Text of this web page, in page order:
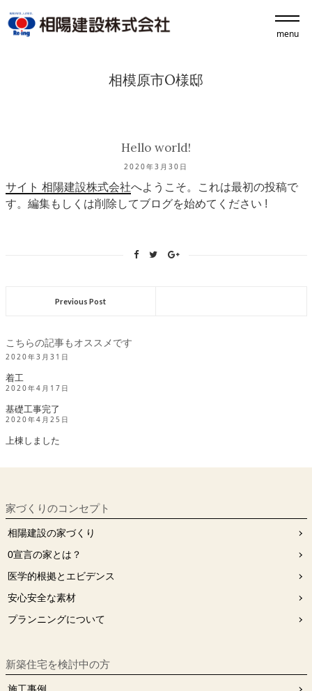
menu
相模原市O様邸
Hello world!
2020年3月30日
サイト 相陽建設株式会社へようこそ。これは最初の投稿で
す。編集もしくは削除してブログを始めてください !
Previous Post
こちらの記事もオススメです
2020年3月31日
着工
2020年4月17日
基礎工事完了
2020年4月25日
上棟しました
家づくりのコンセプト
相陽建設の家づくり
0宣⾔の家とは？
医学的根拠とエビデンス
安⼼安全な素材
プランニングについて
新築住宅を検討中の方